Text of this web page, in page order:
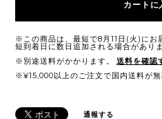
カートに
※この商品は、最短で8月11日(火)にお
短到着日に数日追加される場合がありま
※別途送料がかかります。
送料を確認
※¥15,000以上のご注文で国内送料が無
通報する